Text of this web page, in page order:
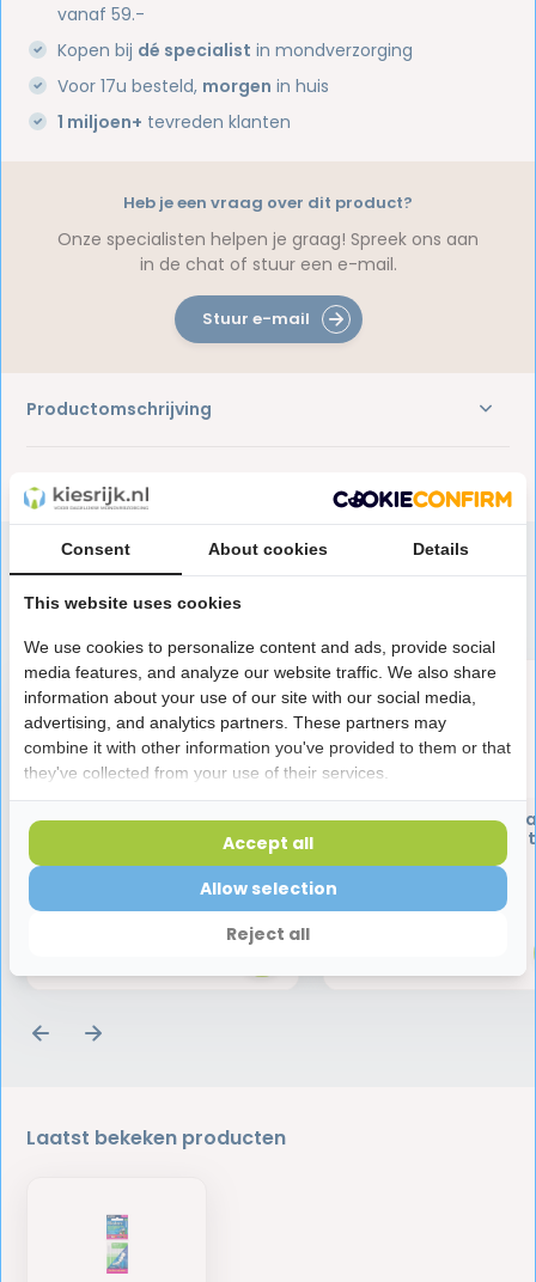
vanaf 59.-
Kopen bij dé specialist in mondverzorging
Voor 17u besteld, morgen in huis
1 miljoen+ tevreden klanten
Productomschrijving
Reviews
Heb je een vraag over dit product?
Onze specialisten helpen je graag! Spreek ons aan
in de chat of stuur een e-mail.
Stuur e-mail
Speciaal aanbevolen voor jou
Piksters Ragers Maat 2 Wit
2 mm - 10 stuks
Piksters Ragers
Geel 2-2,5 mm - 10
Laatst bekeken producten
Consent About cookies Details
This website uses cookies
We use cookies to personalize content and ads, provide social
media features, and analyze our website traffic. We also share
information about your use of our site with our social media,
advertising, and analytics partners. These partners may
combine it with other information you've provided to them or that
they've collected from your use of their services.
Reject all
Allow selection
Accept all